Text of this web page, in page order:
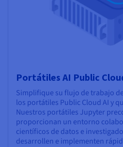
Portátiles AI Public
Simplifique su flujo de trabajo
los portátiles Public Cloud AI y
Nuestros portátiles Jupyter
proporcionan un entorno
científicos de datos e
desarrollen e implementen